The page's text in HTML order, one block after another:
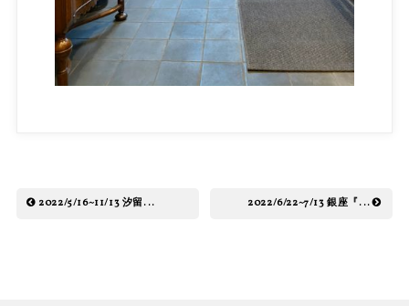
2022/5/16~11/13 汐留... 2022/6/22~7/13 銀座『...